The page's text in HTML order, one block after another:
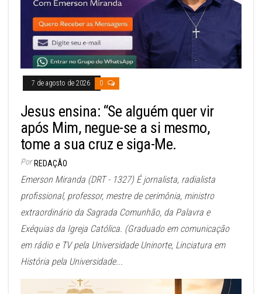
7 de agosto de 2026 0
Jesus ensina: “Se alguém quer vir
após Mim, negue-se a si mesmo,
tome a sua cruz e siga-Me.
Por REDAÇÃO
Emerson Miranda (DRT - 1327) É jornalista, radialista
profissional, professor, mestre de cerimônia, ministro
extraordinário da Sagrada Comunhão, da Palavra e
Exéquias da Igreja Católica. (Graduado em comunicação
em rádio e TV pela Universidade Uninorte, Linciatura em
História pela Universidade...